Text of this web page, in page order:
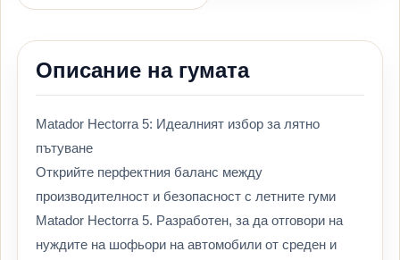
Описание на гумата
Matador Hectorra 5: Идеалният избор за лятно
пътуване
Открийте перфектния баланс между
производителност и безопасност с летните гуми
Matador Hectorra 5. Разработен, за да отговори на
нуждите на шофьори на автомобили от среден и